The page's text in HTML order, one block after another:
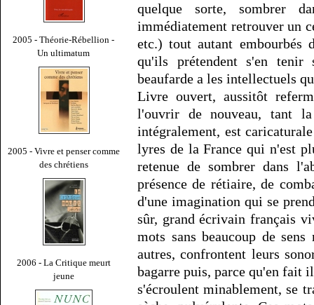
2005 - Théorie-Rébellion -
Un ultimatum
2005 - Vivre et penser comme
des chrétiens
2006 - La Critique meurt
jeune
quelque sorte, sombrer
immédiatement retrouver un
etc.) tout autant embourbés
qu'ils prétendent s'en tenir
beaufarde a les intellectuels
Livre ouvert, aussitôt
l'ouvrir de nouveau, tant
intégralement, est
lyres de la France qui n'est
retenue de sombrer dans
présence de rétiaire, de
d'une imagination qui se
sûr, grand écrivain français
mots sans beaucoup de
autres, confrontent leurs
bagarre puis, parce qu'en fait
s'écroulent minablement, se